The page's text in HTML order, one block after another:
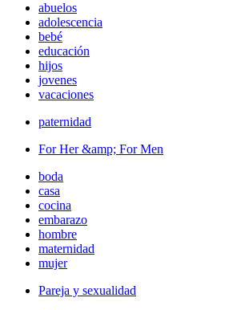
abuelos
adolescencia
bebé
educación
hijos
jovenes
vacaciones
paternidad
For Her &amp; For Men
boda
casa
cocina
embarazo
hombre
maternidad
mujer
Pareja y sexualidad